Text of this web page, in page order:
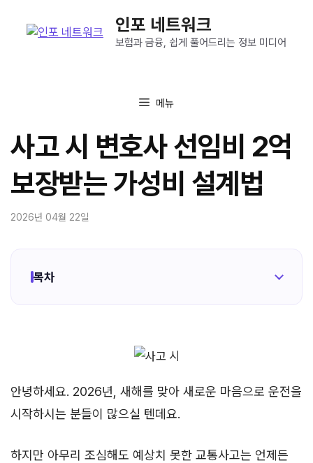
인포 네트워크
보험과 금융, 쉽게 풀어드리는 정보 미디어
메뉴
사고 시 변호사 선임비 2억
보장받는 가성비 설계법
2026년 04월 22일
목차
안녕하세요. 2026년, 새해를 맞아 새로운 마음으로 운전을
시작하시는 분들이 많으실 텐데요.
하지만 아무리 조심해도 예상치 못한 교통사고는 언제든